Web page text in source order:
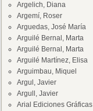
Argelich, Diana
Argemí, Roser
Arguedas, José María
Arguilé Bernal, Marta
Arguilé Bernal, Marta
Arguilé Martínez, Elisa
Arguimbau, Miquel
Argul, Javier
Argull, Javier
Arial Ediciones Gráficas